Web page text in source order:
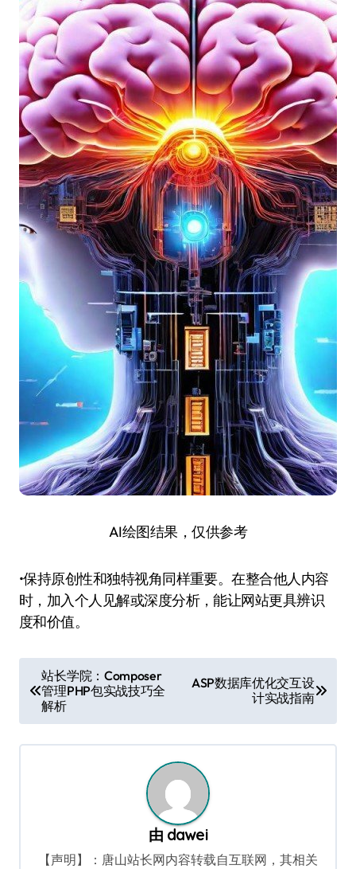
AI绘图结果，仅供参考
•保持原创性和独特视角同样重要。在整合他人内容
时，加入个人见解或深度分析，能让网站更具辨识
度和价值。
章
导
航
站长学院：Composer
管理PHP包实战技巧全
解析
ASP数据库优化交互设
计实战指南
由 dawei
【声明】：唐山站长网内容转载自互联网，其相关